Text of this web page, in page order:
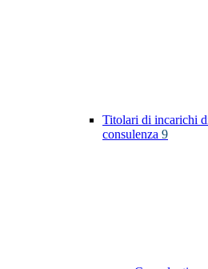
Titolari di incarichi
consulenza 9